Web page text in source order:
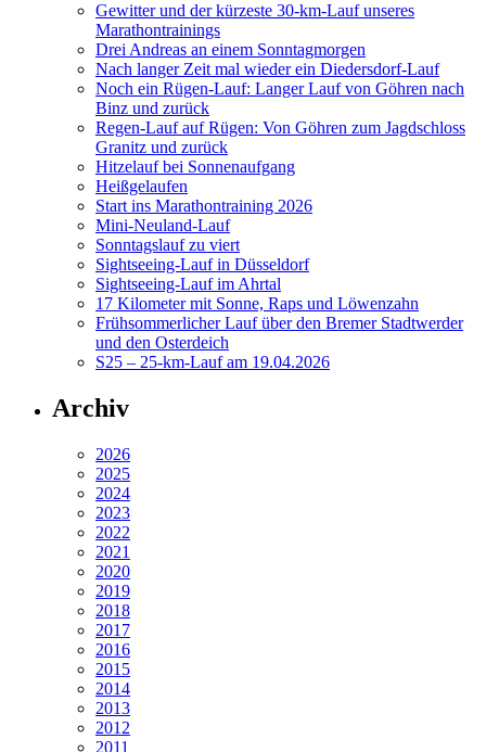
Gewitter und der kürzeste 30-km-Lauf unseres
Marathontrainings
Drei Andreas an einem Sonntagmorgen
Nach langer Zeit mal wieder ein Diedersdorf-Lauf
Noch ein Rügen-Lauf: Langer Lauf von Göhren nach
Binz und zurück
Regen-Lauf auf Rügen: Von Göhren zum Jagdschloss
Granitz und zurück
Hitzelauf bei Sonnenaufgang
Heißgelaufen
Start ins Marathontraining 2026
Mini-Neuland-Lauf
Sonntagslauf zu viert
Sightseeing-Lauf in Düsseldorf
Sightseeing-Lauf im Ahrtal
17 Kilometer mit Sonne, Raps und Löwenzahn
Frühsommerlicher Lauf über den Bremer Stadtwerder
und den Osterdeich
S25 – 25-km-Lauf am 19.04.2026
Archiv
2026
2025
2024
2023
2022
2021
2020
2019
2018
2017
2016
2015
2014
2013
2012
2011